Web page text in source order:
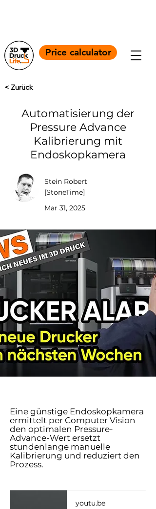
Price calculator
< Zurück
Automatisierung der
Pressure Advance
Kalibrierung mit
Endoskopkamera
Stein Robert
[StoneTime]
Mar 31, 2025
Eine günstige Endoskopkamera
ermittelt per Computer Vision
den optimalen Pressure-
Advance-Wert ersetzt
stundenlange manuelle
Kalibrierung und reduziert den
Prozess.
youtu.be